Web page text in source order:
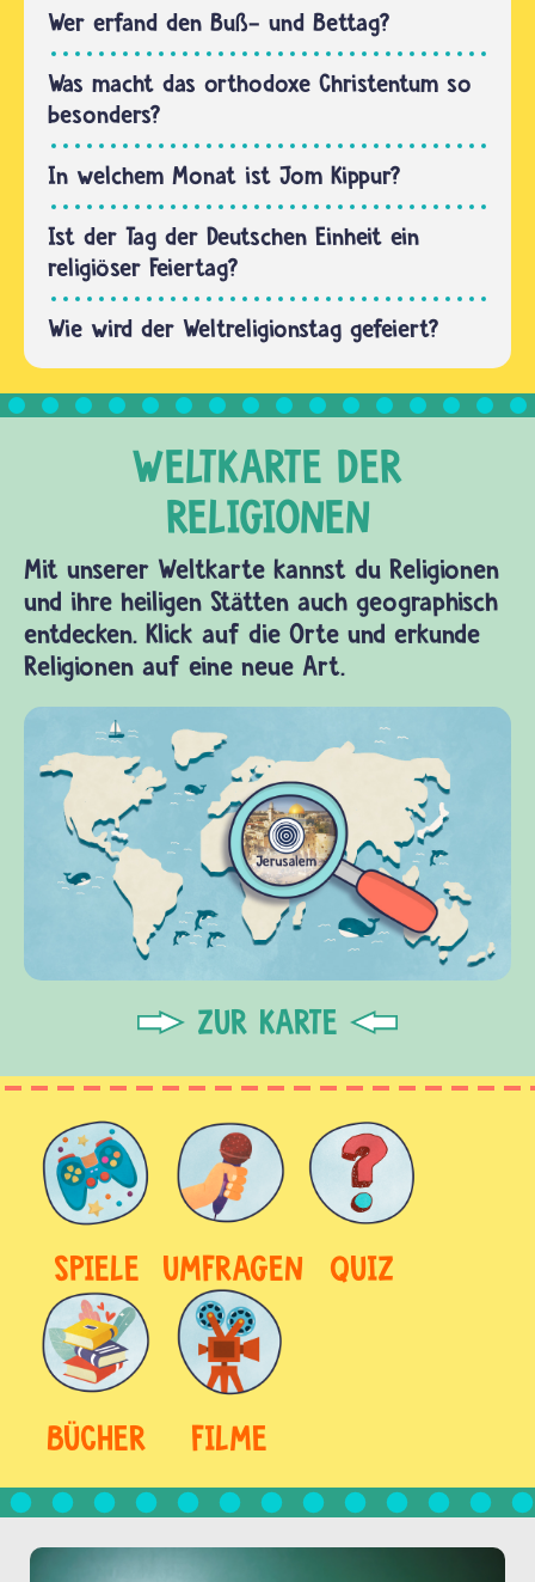
dort
wahrscheinlich
in dem
Ort
Sabaria. Vermutlich
wurde er
im…
Wer erfand den Buß- und Bettag?
Was macht das orthodoxe Christentum so
besonders?
In welchem Monat ist Jom Kippur?
Ist der Tag der Deutschen Einheit ein
religiöser Feiertag?
Wie wird der Weltreligionstag gefeiert?
Mit unserer Weltkarte kannst du Religionen
und ihre heiligen Stätten auch geographisch
entdecken. Klick auf die Orte und erkunde
Religionen auf eine neue Art.
ZUR KARTE
SPIELE UMFRAGEN QUIZ
BÜCHER FILME